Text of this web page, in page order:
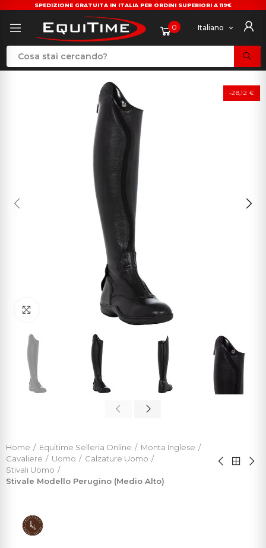
SPEDIZIONE GRATUITA IN ITALIA PER ORDINI SUPERIORI A 119€
0 Italiano
-28,12 €
Click to enlarge
Home Equitime Selleria Online
Monta Inglese
Cavaliere
Uomo
Calzature Uomo
Stivali Uomo
Stivale Modello Perugino (medio Alto)